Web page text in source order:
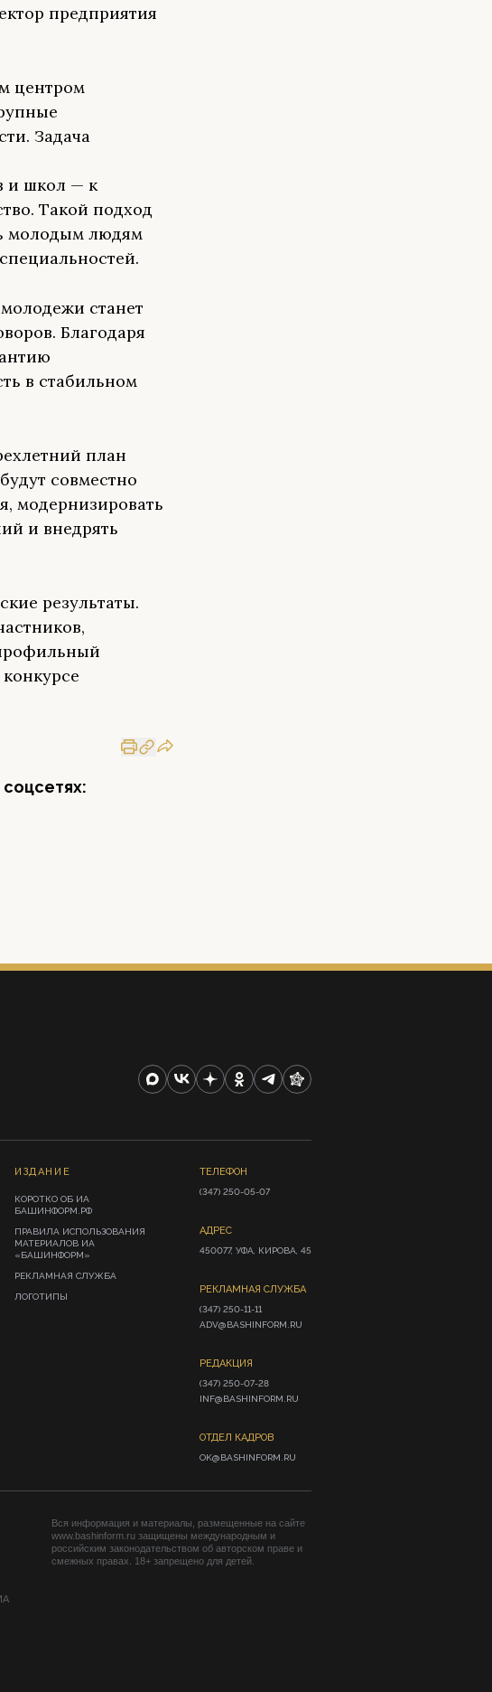
предприятия
центром
Задача
и школ — к
Такой подход
молодым людям
станет
Благодаря
в стабильном
план
совместно
модернизировать
и внедрять
результаты.
ИЗДАНИЕ
КОРОТКО ОБ ИА
БАШИНФОРМ.РФ
ПРАВИЛА ИСПОЛЬЗОВАНИЯ
МАТЕРИАЛОВ ИА
«БАШИНФОРМ»
РЕКЛАМНАЯ СЛУЖБА
ЛОГОТИПЫ
ТЕЛЕФОН
(347) 250-05-07
АДРЕС
450077, УФА, КИРОВА, 45
РЕКЛАМНАЯ СЛУЖБА
(347) 250-11-11
ADV@BASHINFORM.RU
РЕДАКЦИЯ
(347) 250-07-28
INF@BASHINFORM.RU
ОТДЕЛ КАДРОВ
OK@BASHINFORM.RU
Вся информация и материалы, размещенные на сайте
www.bashinform.ru защищены международным и
российским законодательством об авторском праве и
смежных правах. 18+ запрещено для детей.